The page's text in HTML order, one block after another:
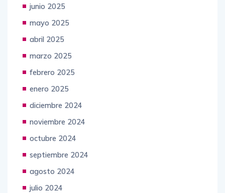
junio 2025
mayo 2025
abril 2025
marzo 2025
febrero 2025
enero 2025
diciembre 2024
noviembre 2024
octubre 2024
septiembre 2024
agosto 2024
julio 2024